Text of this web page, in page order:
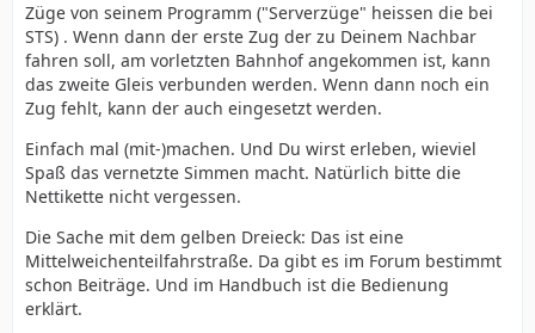
Züge von seinem Programm ("Serverzüge" heissen die bei
STS) . Wenn dann der erste Zug der zu Deinem Nachbar
fahren soll, am vorletzten Bahnhof angekommen ist, kann
das zweite Gleis verbunden werden. Wenn dann noch ein
Zug fehlt, kann der auch eingesetzt werden.
Einfach mal (mit-)machen. Und Du wirst erleben, wieviel
Spaß das vernetzte Simmen macht. Natürlich bitte die
Nettikette nicht vergessen.
Die Sache mit dem gelben Dreieck: Das ist eine
Mittelweichenteilfahrstraße. Da gibt es im Forum bestimmt
schon Beiträge. Und im Handbuch ist die Bedienung
erklärt.